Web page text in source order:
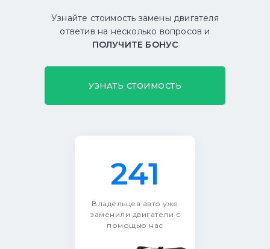
Владельцев авто уже
заменили двигатели с
помощью нас
241
УЗНАТЬ СТОИМОСТЬ
Узнайте стоимость замены двигателя
ответив на несколько вопросов и
ПОЛУЧИТЕ БОНУС